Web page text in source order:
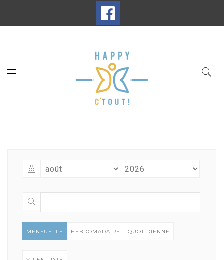
MENSUELLE HEBDOMADAIRE QUOTIDIENNE